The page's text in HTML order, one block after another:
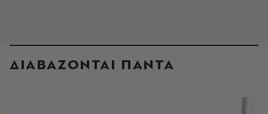
ΔΙΑΒΑΖΟΝΤΑΙ ΠΑΝΤΑ